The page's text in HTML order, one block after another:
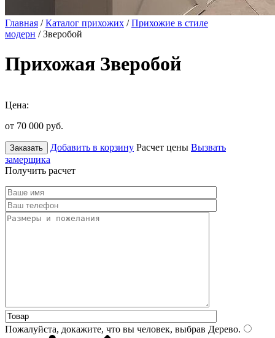
Главная /Каталог прихожих /Прихожие в стиле
модерн / Зверобой
Прихожая Зверобой
Цена:
от 70 000 руб.
Заказать Добавить в корзину Расчет цены Вызвать
замерщика
Получить расчет
Пожалуйста, докажите, что вы человек, выбрав Дерево.